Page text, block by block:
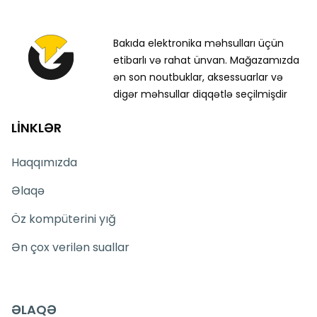
Bakıda elektronika məhsulları üçün
etibarlı və rahat ünvan. Mağazamızda
ən son noutbuklar, aksessuarlar və
digər məhsullar diqqətlə seçilmişdir
LİNKLƏR
Haqqımızda
Əlaqə
Öz kompüterini yığ
Ən çox verilən suallar
ƏLAQƏ